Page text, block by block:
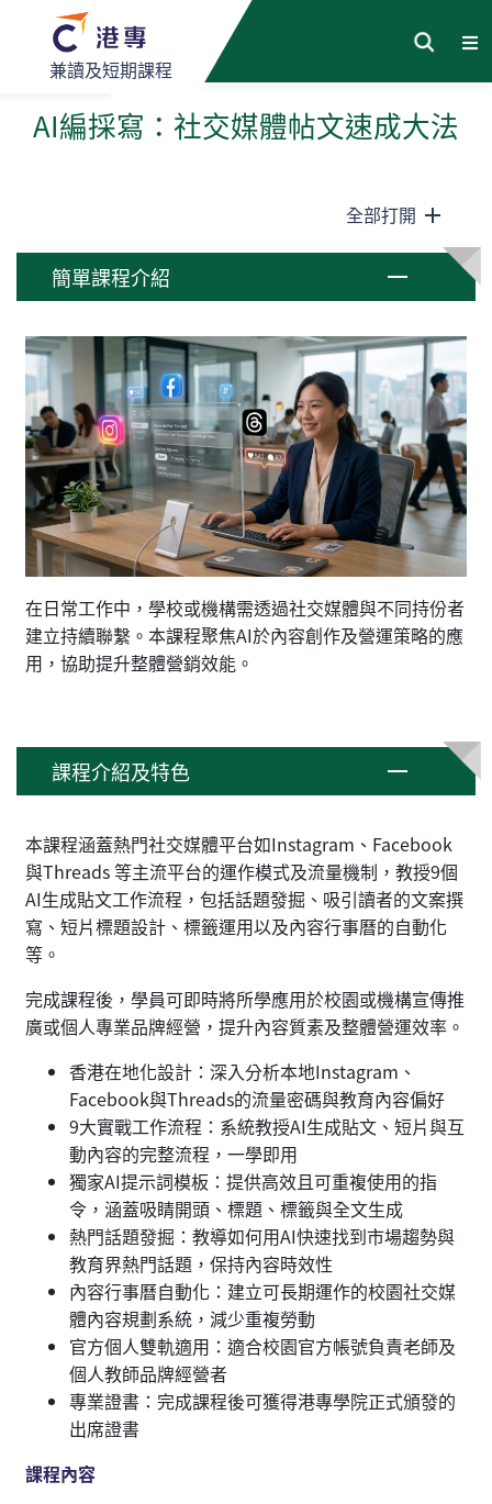
兼讀及短期課程
AI編採寫：社交媒體帖文速成大法
全部打開
簡單課程介紹
在日常工作中，學校或機構需透過社交媒體與不同持份者
建立持續聯繫。本課程聚焦AI於內容創作及營運策略的應
用，協助提升整體營銷效能。
課程介紹及特色
本課程涵蓋熱門社交媒體平台如Instagram、Facebook
與Threads 等主流平台的運作模式及流量機制，教授9個
AI生成貼文工作流程，包括話題發掘、吸引讀者的文案撰
寫、短片標題設計、標籤運用以及內容行事曆的自動化
等。
完成課程後，學員可即時將所學應用於校園或機構宣傳推
廣或個人專業品牌經營，提升內容質素及整體營運效率。
香港在地化設計：深入分析本地Instagram、
Facebook與Threads的流量密碼與教育內容偏好
9大實戰工作流程：系統教授AI生成貼文、短片與互
動內容的完整流程，一學即用
獨家AI提示詞模板：提供高效且可重複使用的指
令，涵蓋吸睛開頭、標題、標籤與全文生成
熱門話題發掘：教導如何用AI快速找到市場趨勢與
教育界熱門話題，保持內容時效性
內容行事曆自動化：建立可長期運作的校園社交媒
體內容規劃系統，減少重複勞動
官方個人雙軌適用：適合校園官方帳號負責老師及
個人教師品牌經營者
專業證書：完成課程後可獲得港專學院正式頒發的
出席證書
課程內容